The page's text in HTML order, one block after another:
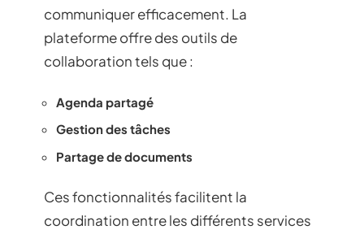
communiquer efficacement. La
plateforme offre des outils de
collaboration tels que :
Agenda partagé
Gestion des tâches
Partage de documents
Ces fonctionnalités facilitent la
coordination entre les différents services